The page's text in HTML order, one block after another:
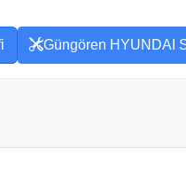
Güngören HYUNDAI